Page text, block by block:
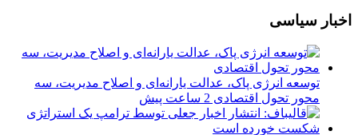
اخبار سیاسی
توسعه انرژی پاک، عدالت یارانه‌ای و اصلاح مدیریت، سه
محور تحول اقتصادی 2 ساعت پیش